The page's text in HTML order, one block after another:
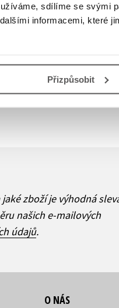
sdílíme se svými
informacemi, které
Přizpůsobit
zboží je výhodná
našich e-mailových
údajů.
O NÁS